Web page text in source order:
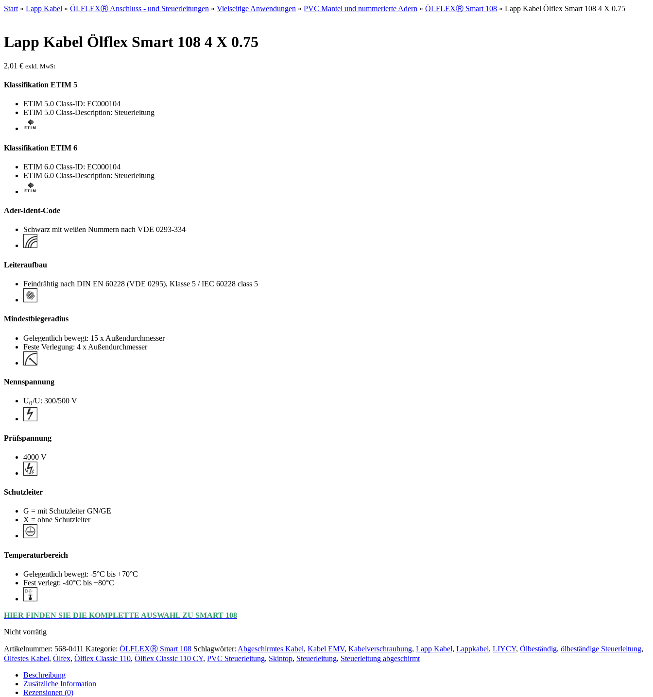
Start » Lapp Kabel » ÖLFLEXⓇ Anschluss - und Steuerleitungen » Vielseitige Anwendungen » PVC Mantel und nummerierte Adern » ÖLFLEXⓇ Smart 108 » Lapp Kabel Ölflex Smart 108 4 X 0.75
Lapp Kabel Ölflex Smart 108 4 X 0.75
2,01 € exkl. MwSt
Klassifikation ETIM 5
ETIM 5.0 Class-ID: EC000104
ETIM 5.0 Class-Description: Steuerleitung
Klassifikation ETIM 6
ETIM 6.0 Class-ID: EC000104
ETIM 6.0 Class-Description: Steuerleitung
Ader-Ident-Code
Schwarz mit weißen Nummern nach VDE 0293-334
Leiteraufbau
Feindrähtig nach DIN EN 60228 (VDE 0295), Klasse 5 / IEC 60228 class 5
Mindestbiegeradius
Gelegentlich bewegt: 15 x Außendurchmesser
Feste Verlegung: 4 x Außendurchmesser
Nennspannung
U0/U: 300/500 V
Prüfspannung
4000 V
Schutzleiter
G = mit Schutzleiter GN/GE
X = ohne Schutzleiter
Temperaturbereich
Gelegentlich bewegt: -5°C bis +70°C
Fest verlegt: -40°C bis +80°C
HIER FINDEN SIE DIE KOMPLETTE AUSWAHL ZU SMART 108
Nicht vorrätig
Artikelnummer: 568-0411 Kategorie: ÖLFLEXⓇ Smart 108 Schlagwörter: Abgeschirmtes Kabel, Kabel EMV, Kabelverschraubung, Lapp Kabel, Lappkabel, LIYCY, Ölbeständig, ölbeständige Steuerleitung,
Ölfestes Kabel, Ölfex, Ölflex Classic 110, Ölflex Classic 110 CY, PVC Steuerleitung, Skintop, Steuerleitung, Steuerleitung abgeschirmt
Beschreibung
Zusätzliche Information
Rezensionen (0)